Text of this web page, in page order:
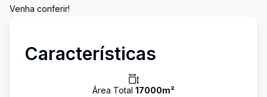
Venha conferir!
Características
Área Total 17000m²